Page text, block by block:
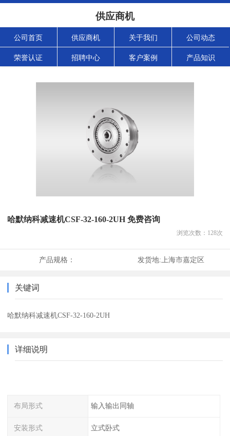
供应商机
公司首页 供应商机 关于我们 公司动态
荣誉认证 招聘中心 客户案例 产品知识
哈默纳科减速机CSF-32-160-2UH 免费咨询
浏览次数： 128次
产品规格： 发货地: 上海市嘉定区
关键词
哈默纳科减速机CSF-32-160-2UH
详细说明
布局形式 输入输出同轴
安装形式 立式卧式